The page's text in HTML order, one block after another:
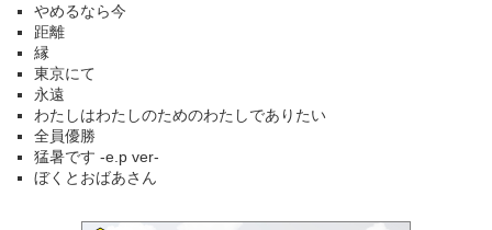
やめるなら今
距離
縁
東京にて
永遠
わたしはわたしのためのわたしでありたい
全員優勝
猛暑です -e.p ver-
ぼくとおばあさん